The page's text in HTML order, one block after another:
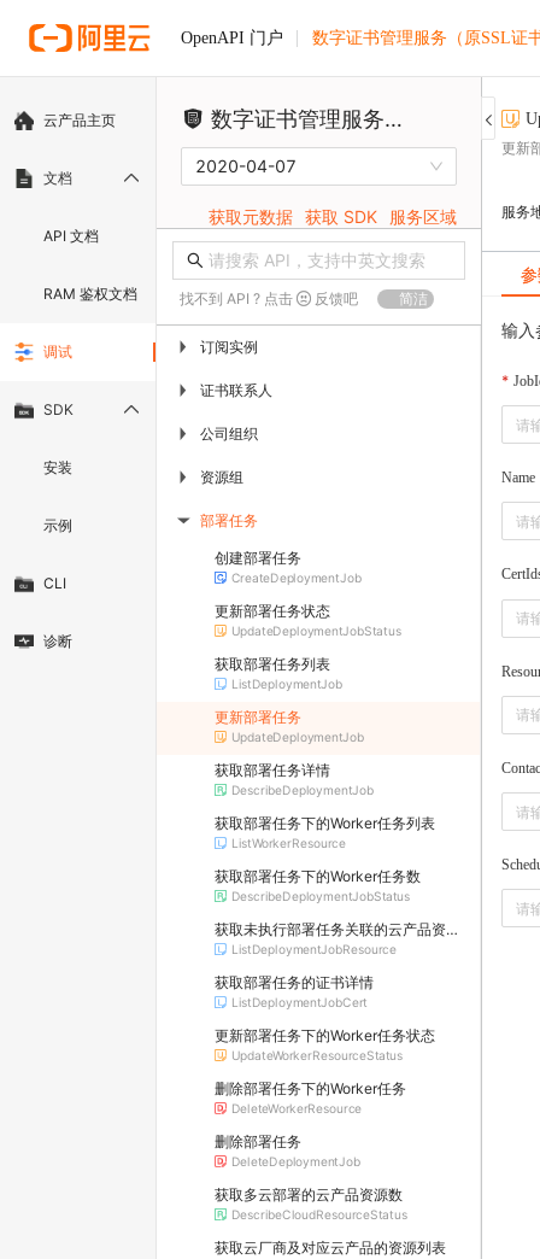
OpenAPI 门户 数字证书管理服务（原SSL证
云产品主页
文档
API 文档
RAM 鉴权文档
调试
SDK
安装
示例
CLI
诊断
数字证书管理服务（原SSL证书）
2020-04-07
获取元数据 获取 SDK 服务区域
找不到 API ? 点击 反馈吧 简洁
▶ 订阅实例
▶ 证书联系人
▶ 公司组织
▶ 资源组
▶ 部署任务
创建部署任务
CreateDeploymentJob
更新部署任务状态
UpdateDeploymentJobStatus
获取部署任务列表
ListDeploymentJob
更新部署任务
UpdateDeploymentJob
获取部署任务详情
DescribeDeploymentJob
获取部署任务下的Worker任务列表
ListWorkerResource
获取部署任务下的Worker任务数
DescribeDeploymentJobStatus
获取未执行部署任务关联的云产品资源列表
ListDeploymentJobResource
获取部署任务的证书详情
ListDeploymentJobCert
更新部署任务下的Worker任务状态
UpdateWorkerResourceStatus
删除部署任务下的Worker任务
DeleteWorkerResource
删除部署任务
DeleteDeploymentJob
获取多云部署的云产品资源数
DescribeCloudResourceStatus
获取云厂商及对应云产品的资源列表
更新
服务
输入
Name